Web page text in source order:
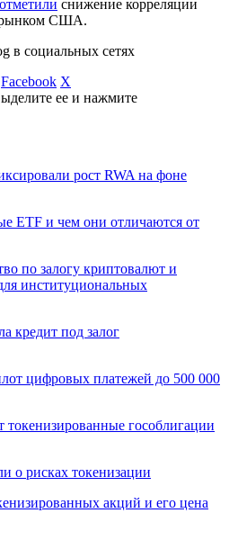
отметили снижение корреляции
рынком США.
в социальных сетях
Facebook X
ее и нажмите
рост RWA на фоне
ETF и чем они отличаются от
по залогу криптовалют и
институциональных
кредит под залог
цифровых платежей до 500 000
гособлигации
о рисках токенизации
акций и его цена